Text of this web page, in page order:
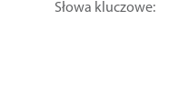
Słowa kluczowe: